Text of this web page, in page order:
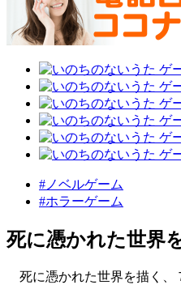
#ノベルゲーム
#ホラーゲーム
死に憑かれた世界
死に憑かれた世界を描く、